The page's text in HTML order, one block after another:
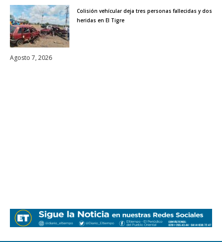
Colisión vehícular deja tres personas fallecidas y dos
heridas en El Tigre
Agosto 7, 2026